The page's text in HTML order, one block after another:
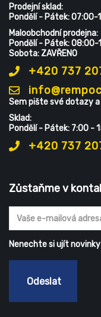
Prodejní sklad:
Pondělí - Pátek: 07:00-
Maloobchodní prodejna:
Pondělí - Pátek: 08:00-
Sobota: ZAVŘENO
+420 737
Sem pište své dotazy
Sklad:
Pondělí - Pátek: 7:00 -
+420 737
Zůstaňme v
Nenechte si ujít
Odeslat